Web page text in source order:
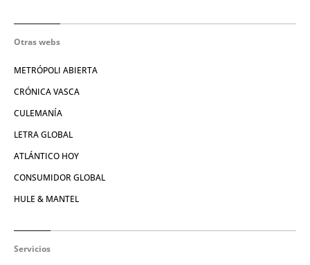
Otras webs
METRÓPOLI ABIERTA
CRÓNICA VASCA
CULEMANÍA
LETRA GLOBAL
ATLÁNTICO HOY
CONSUMIDOR GLOBAL
HULE & MANTEL
Servicios